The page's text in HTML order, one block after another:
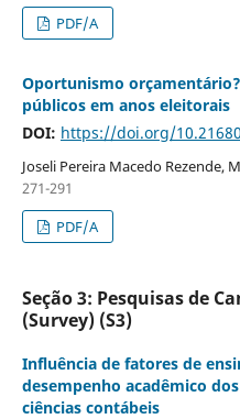
PDF/A
Oportunismo
públicos em anos eleitorais
DOI: https://doi.org/
Joseli Pereira Macedo Rezende,
271-291
PDF/A
Seção 3: Pesquisas de
(Survey) (S3)
Influência de fatores de
desempenho acadêmico
ciências contábeis